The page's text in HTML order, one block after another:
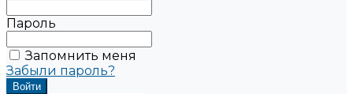
Пароль
Запомнить меня
Забыли пароль?